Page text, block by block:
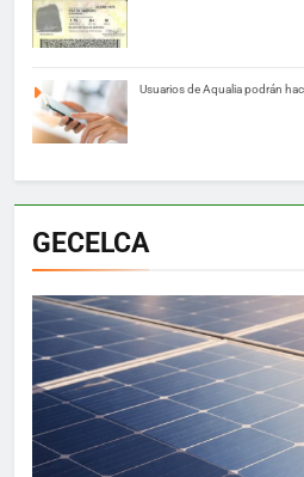
Usuarios de Aqualia podrán
GECELCA